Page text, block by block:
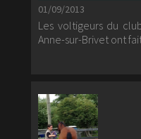
01/09/2013
Les voltigeurs du
Anne-sur-Brivet ont